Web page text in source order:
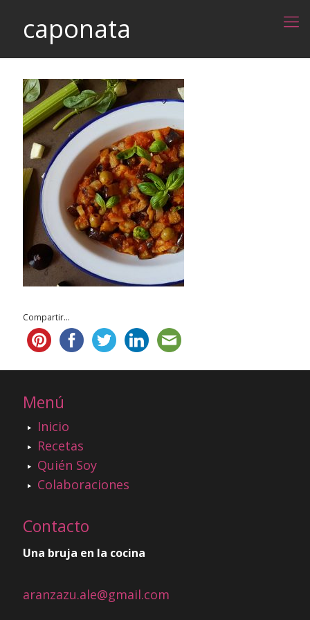
caponata
Compartir...
Menú
Inicio
Recetas
Quién Soy
Colaboraciones
Contacto
Una bruja en la cocina
aranzazu.ale@gmail.com